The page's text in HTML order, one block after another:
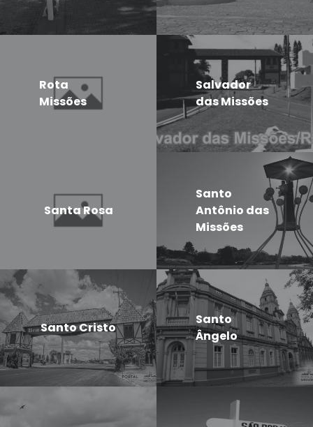
Rota
Missões
Salvador
das Missões
Santa Rosa
Santo
Antônio das
Missões
Santo Cristo
Santo
Ângelo